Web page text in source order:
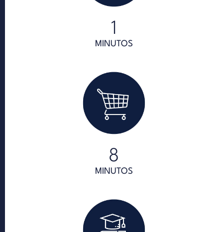
MINUTOS
1
MINUTOS
8